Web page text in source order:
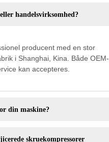
handelsvirksomhed?
producent med en stor
i Shanghai, Kina. Både OEM-
kan accepteres.
din maskine?
skruekompressorer